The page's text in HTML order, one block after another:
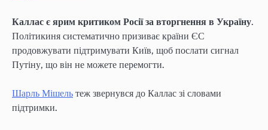
Каллас є ярим критиком Росії за вторгнення в Україну.
Політикиня систематично призиває країни ЄС
продовжувати підтримувати Київ, щоб послати сигнал
Путіну, що він не можете перемогти.
Шарль Мішель теж звернувся до Каллас зі словами
підтримки.